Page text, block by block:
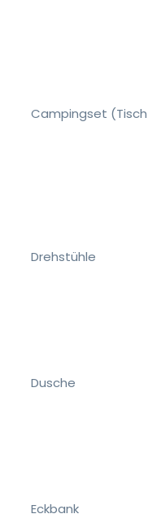
Campingset (Tisch
Drehstühle
Dusche
Eckbank